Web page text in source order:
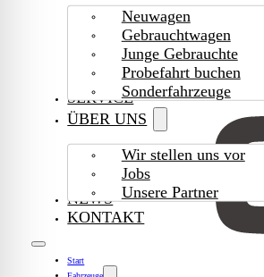
Neuwagen
Gebrauchtwagen
Junge Gebrauchte
Probefahrt buchen
Sonderfahrzeuge
SERVICE
ÜBER UNS
Wir stellen uns vor
Jobs
Unsere Partner
NEWS
KONTAKT
Start